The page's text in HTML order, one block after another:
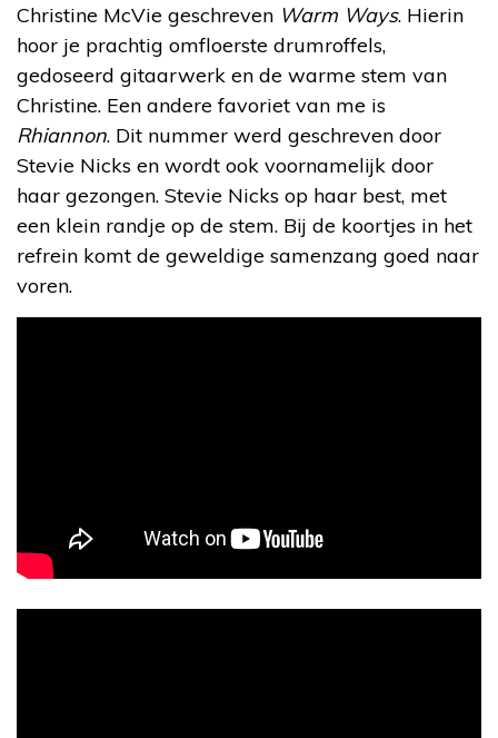
Christine McVie geschreven Warm Ways. Hierin
hoor je prachtig omfloerste drumroffels,
gedoseerd gitaarwerk en de warme stem van
Christine. Een andere favoriet van me is
Rhiannon. Dit nummer werd geschreven door
Stevie Nicks en wordt ook voornamelijk door
haar gezongen. Stevie Nicks op haar best, met
een klein randje op de stem. Bij de koortjes in het
refrein komt de geweldige samenzang goed naar
voren.